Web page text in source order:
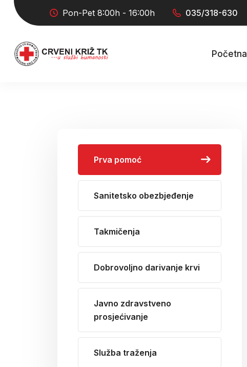
Pon-Pet 8:00h - 16:00h 035/318-630
Početna
Prva pomoć
Sanitetsko obezbjeđenje
Takmičenja
Dobrovoljno darivanje krvi
Javno zdravstveno
prosjećivanje
Služba traženja